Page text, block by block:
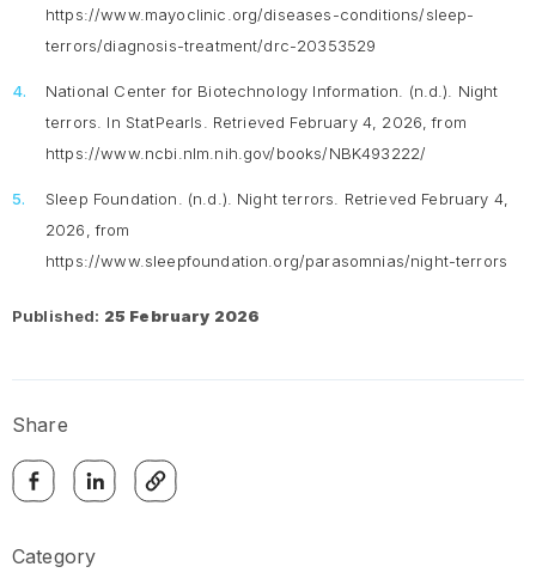
https://www.mayoclinic.org/diseases-conditions/sleep-
terrors/diagnosis-treatment/drc-20353529
National Center for Biotechnology Information. (n.d.). Night
terrors . In StatPearls. Retrieved February 4, 2026, from
https://www.ncbi.nlm.nih.gov/books/NBK493222/
Sleep Foundation. (n.d.). Night terrors . Retrieved February 4,
2026, from
https://www.sleepfoundation.org/parasomnias/night-terrors
Published: 25 February 2026
Share
Category